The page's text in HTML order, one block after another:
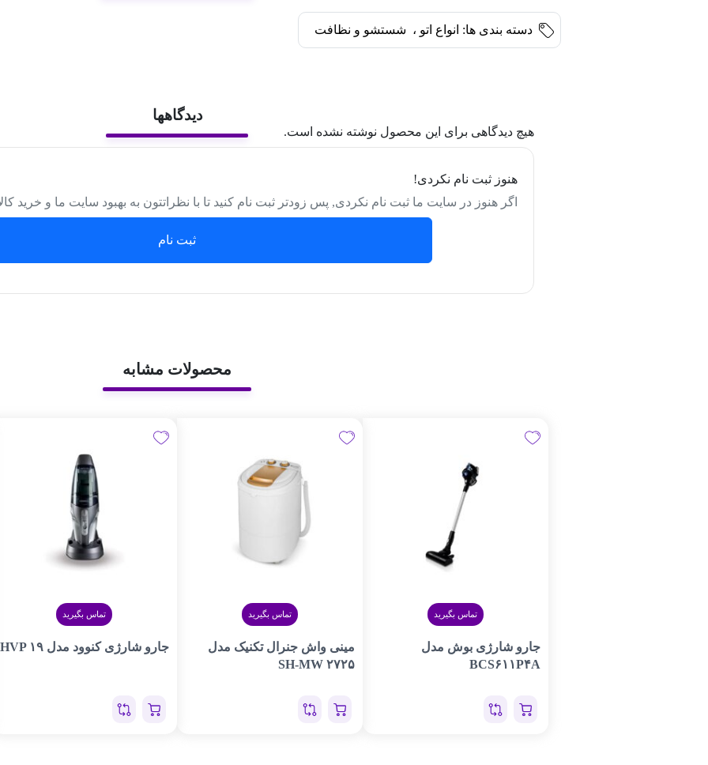
دسته بندی ها: انواع اتو ، شستشو و نظافت
دیدگاهها
هیچ دیدگاهی برای این محصول نوشته نشده است.
هنوز ثبت نام نکردی!
اگر هنوز در سایت ما ثبت نام نکردی, پس زودتر ثبت نام کنید تا با نظراتتون به بهبود سایت ما و خرید
ثبت نام
محصولات مشابه
تماس بگیرید
جارو شارژی بوش مدل
BCS۶۱۱P۴A
تماس بگیرید
مینی واش جنرال تکنیک مدل
SH-MW ۲۷۲۵
تماس بگیرید
جارو شارژی کنوود مدل HVP ۱۹